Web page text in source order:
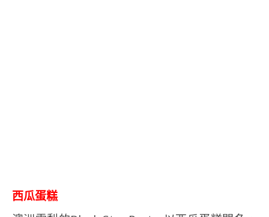
西瓜蛋糕